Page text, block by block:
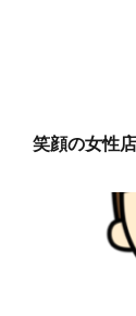
笑顔の女性